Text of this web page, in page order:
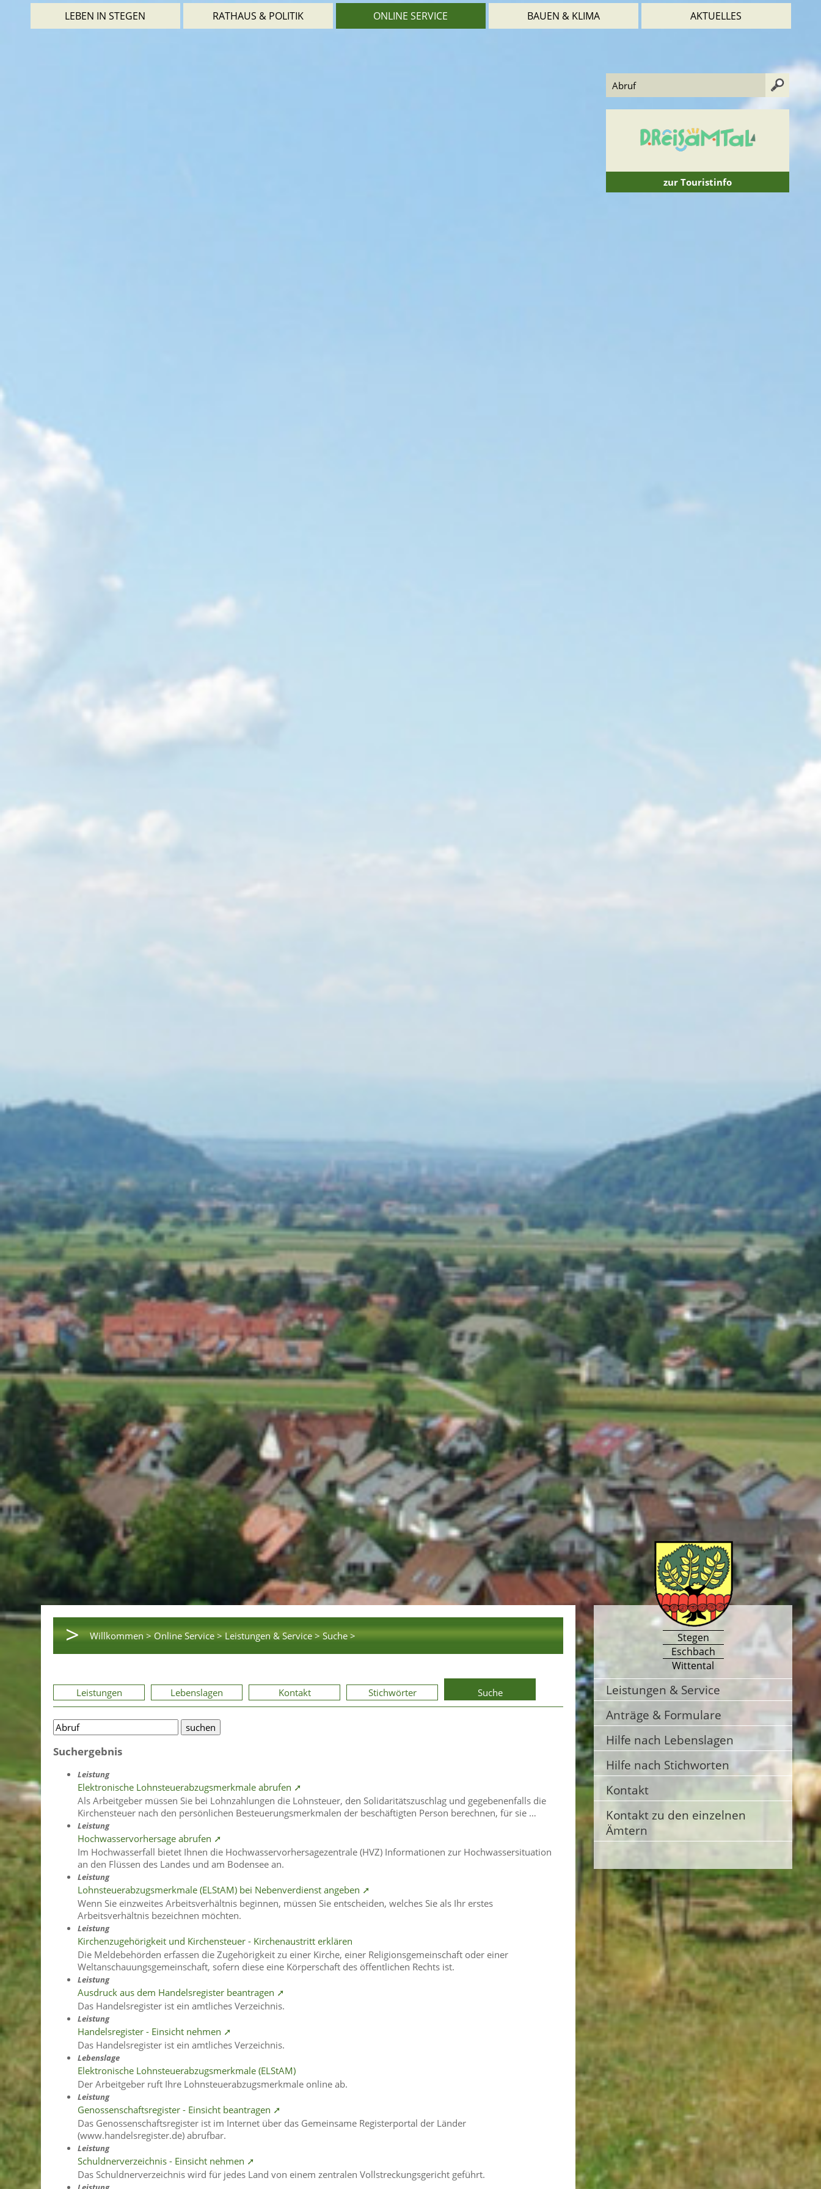
LEBEN IN STEGEN RATHAUS & POLITIK ONLINE SERVICE BAUEN & KLIMA AKTUELLES
zur Touristinfo
> Willkommen > Online Service > Leistungen & Service > Suche >
Leistungen Lebenslagen Kontakt Stichwörter Suche
Suchergebnis
Leistung
Elektronische Lohnsteuerabzugsmerkmale abrufen ➚
Als Arbeitgeber müssen Sie bei Lohnzahlungen die Lohnsteuer, den Solidaritätszuschlag und gegebenenfalls die
Kirchensteuer nach den persönlichen Besteuerungsmerkmalen der beschäftigten Person berechnen, für sie …
Leistung
Hochwasservorhersage abrufen ➚
Im Hochwasserfall bietet Ihnen die Hochwasservorhersagezentrale (HVZ) Informationen zur Hochwassersituation
an den Flüssen des Landes und am Bodensee an.
Leistung
Lohnsteuerabzugsmerkmale (ELStAM) bei Nebenverdienst angeben ➚
Wenn Sie einzweites Arbeitsverhältnis beginnen, müssen Sie entscheiden, welches Sie als Ihr erstes
Arbeitsverhältnis bezeichnen möchten.
Leistung
Kirchenzugehörigkeit und Kirchensteuer - Kirchenaustritt erklären
Die Meldebehörden erfassen die Zugehörigkeit zu einer Kirche, einer Religionsgemeinschaft oder einer
Weltanschauungsgemeinschaft, sofern diese eine Körperschaft des öffentlichen Rechts ist.
Leistung
Ausdruck aus dem Handelsregister beantragen ➚
Das Handelsregister ist ein amtliches Verzeichnis.
Leistung
Handelsregister - Einsicht nehmen ➚
Das Handelsregister ist ein amtliches Verzeichnis.
Lebenslage
Elektronische Lohnsteuerabzugsmerkmale (ELStAM)
Der Arbeitgeber ruft Ihre Lohnsteuerabzugsmerkmale online ab.
Leistung
Genossenschaftsregister - Einsicht beantragen ➚
Das Genossenschaftsregister ist im Internet über das Gemeinsame Registerportal der Länder
(www.handelsregister.de) abrufbar.
Leistung
Schuldnerverzeichnis - Einsicht nehmen ➚
Das Schuldnerverzeichnis wird für jedes Land von einem zentralen Vollstreckungsgericht geführt.
Stegen
Eschbach
Wittental
Leistungen & Service
Anträge & Formulare
Hilfe nach Lebenslagen
Hilfe nach Stichworten
Kontakt
Kontakt zu den einzelnen
Ämtern